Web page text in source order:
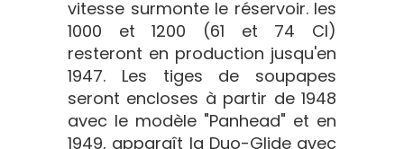
vitesse surmonte le réservoir. les
1000 et 1200 (61 et 74 CI)
resteront en production jusqu'en
1947. Les tiges de soupapes
seront encloses à partir de 1948
avec le modèle "Panhead" et en
1949, apparaît la Duo-Glide avec